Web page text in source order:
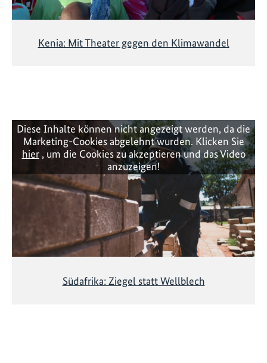
Kenia: Mit Theater gegen den Klimawandel
Diese Inhalte können nicht angezeigt werden, da die
Marketing-Cookies abgelehnt wurden. Klicken Sie
hier, um die Cookies zu akzeptieren und das Video
anzuzeigen!
Südafrika: Ziegel statt Wellblech